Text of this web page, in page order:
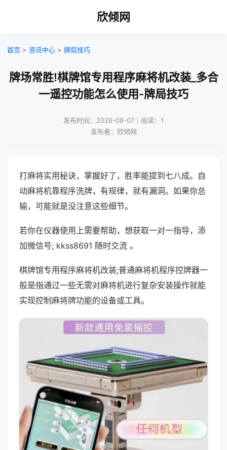
欣倾网
首页 > 资讯中心 > 牌局技巧
牌场常胜!棋牌馆专用程序麻将机改装_多合
一遥控功能怎么使用-牌局技巧
发布时间：2026-08-07｜阅读：1
发布者：欣倾网
打麻将实用秘诀，掌握好了，胜率能提到七八成。自
动麻将机靠程序洗牌，有规律，就有漏洞。如果你总
输，可能就是没注意这些细节。
若你在仪器使用上需要帮助，想获取一对一指导，添
加微信号; kkss8691 随时交流 。
棋牌馆专用程序麻将机改装;普通麻将机程序控牌器一
般是指通过一些无需对麻将机进行复杂安装操作就能
实现控制麻将牌功能的设备或工具。